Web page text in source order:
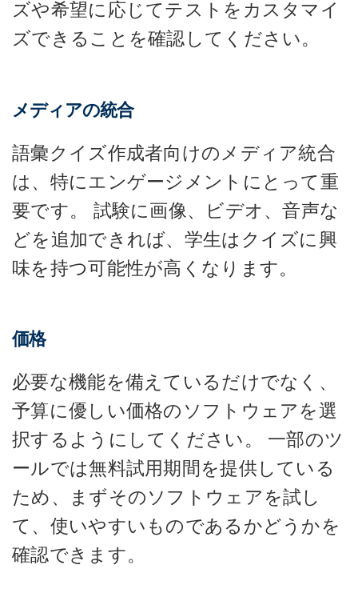
ズや希望に応じてテストをカスタマイ
ズできることを確認してください。
メディアの統合
語彙クイズ作成者向けのメディア統合
は、特にエンゲージメントにとって重
要です。 試験に画像、ビデオ、音声な
どを追加できれば、学生はクイズに興
味を持つ可能性が高くなります。
価格
必要な機能を備えているだけでなく、
予算に優しい価格のソフトウェアを選
択するようにしてください。 一部のツ
ールでは無料試用期間を提供している
ため、まずそのソフトウェアを試し
て、使いやすいものであるかどうかを
確認できます。